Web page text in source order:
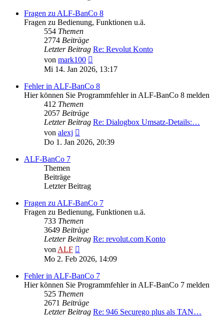
Fragen zu ALF-BanCo 8
Fragen zu Bedienung, Funktionen u.ä.
554 Themen
2774 Beiträge
Letzter Beitrag Re: Revolut Konto
von mark100
Beitrag
Mi 14. Jan 2026, 13:17
Fehler in ALF-BanCo 8
Hier können Sie Programmfehler in ALF-BanCo 8 melden
412 Themen
2057 Beiträge
Letzter Beitrag Re: Dialogbox Umsatz-Details:…
von alexj
Beitrag
Do 1. Jan 2026, 20:39
ALF-BanCo 7
Themen
Beiträge
Letzter Beitrag
Fragen zu ALF-BanCo 7
Fragen zu Bedienung, Funktionen u.ä.
733 Themen
3649 Beiträge
Letzter Beitrag Re: revolut.com Konto
vonALF
Beitrag
Mo 2. Feb 2026, 14:09
Fehler in ALF-BanCo 7
Hier können Sie Programmfehler in ALF-BanCo 7 melden
525 Themen
2671 Beiträge
Letzter Beitrag Re: 946 Securego plus als TAN…